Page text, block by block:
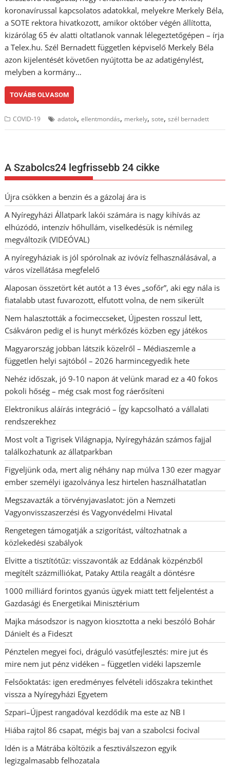
koronavírussal kapcsolatos adatokkal, melyekre Merkely Béla,
a SOTE rektora hivatkozott, amikor október végén állította,
kizárólag 65 év alatti oltatlanok vannak lélegeztetőgépen – írja
a Telex.hu. Szél Bernadett független képviselő Merkely Béla
azon kijelentését követően nyújtotta be az adatigénylést,
melyben a kormány…
TOVÁBB OLVASOM
COVID-19 adatok,ellentmondás, merkely,sote,szél bernadett
A Szabolcs24 legfrissebb 24 cikke
Újra csökken a benzin és a gázolaj ára is
A Nyíregyházi Állatpark lakói számára is nagy kihívás az
elhúzódó, intenzív hőhullám, viselkedésük is némileg
megváltozik (VIDEÓVAL)
A nyíregyháziak is jól spórolnak az ivóvíz felhasználásával, a
város vízellátása megfelelő
Alaposan összetört két autót a 13 éves „sofőr”, aki egy nála is
fiatalabb utast fuvarozott, elfutott volna, de nem sikerült
Nem halasztották a focimeccseket, Újpesten rosszul lett,
Csákváron pedig el is hunyt mérkőzés közben egy játékos
Magyarország jobban látszik közelről – Médiaszemle a
független helyi sajtóból – 2026 harmincegyedik hete
Nehéz időszak, jó 9-10 napon át velünk marad ez a 40 fokos
pokoli hőség – még csak most fog ráerősíteni
Elektronikus aláírás integráció – Így kapcsolható a vállalati
rendszerekhez
Most volt a Tigrisek Világnapja, Nyíregyházán számos fajjal
találkozhatunk az állatparkban
Figyeljünk oda, mert alig néhány nap múlva 130 ezer magyar
ember személyi igazolványa lesz hirtelen használhatatlan
Megszavazták a törvényjavaslatot: jön a Nemzeti
Vagyonvisszaszerzési és Vagyonvédelmi Hivatal
Rengetegen támogatják a szigorítást, változhatnak a
közlekedési szabályok
Elvitte a tisztítótűz: visszavonták az Eddának közpénzből
megítélt százmilliókat, Pataky Attila reagált a döntésre
1000 milliárd forintos gyanús ügyek miatt tett feljelentést a
Gazdasági és Energetikai Minisztérium
Majka másodszor is nagyon kiosztotta a neki beszóló Bohár
Dánielt és a Fideszt
Pénztelen megyei foci, dráguló vasútfejlesztés: mire jut és
mire nem jut pénz vidéken – független vidéki lapszemle
Felsőoktatás: igen eredményes felvételi időszakra tekinthet
vissza a Nyíregyházi Egyetem
Szpari–Újpest rangadóval kezdődik ma este az NB I
Hiába rajtol 86 csapat, mégis baj van a szabolcsi focival
Idén is a Mátrába költözik a fesztiválszezon egyik
legizgalmasabb felhozatala